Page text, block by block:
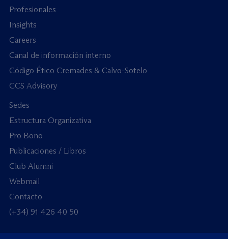
Profesionales
Insights
Careers
Canal de información interno
Código Ético Cremades & Calvo-Sotelo
CCS Advisory
Sedes
Estructura Organizativa
Pro Bono
Publicaciones / Libros
Club Alumni
Webmail
Contacto
(+34) 91 426 40 50